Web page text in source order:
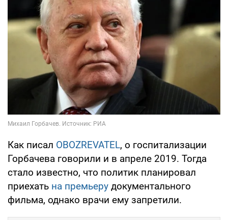
Как писал OBOZREVATEL, о госпитализации
Горбачева говорили и в апреле 2019. Тогда
стало известно, что политик планировал
приехать на премьеру документального
фильма, однако врачи ему запретили.